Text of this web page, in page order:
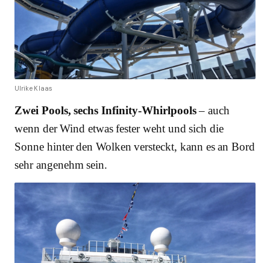
Ulrike Klaas
Zwei Pools, sechs Infinity-Whirlpools– auch
wenn der Wind etwas fester weht und sich die
Sonne hinter den Wolken versteckt, kann es an Bord
sehr angenehm sein.